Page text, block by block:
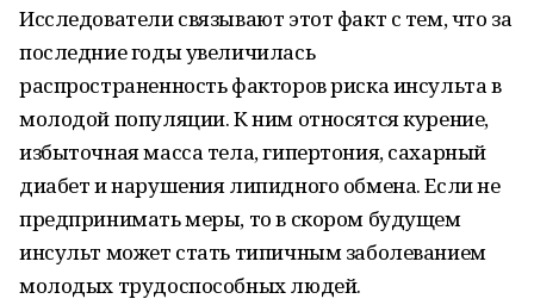
Исследователи связывают этот факт с тем, что за
последние годы увеличилась
распространенность факторов риска инсульта в
молодой популяции. К ним относятся курение,
избыточная масса тела, гипертония, сахарный
диабет и нарушения липидного обмена. Если не
предпринимать меры, то в скором будущем
инсульт может стать типичным заболеванием
молодых трудоспособных людей.